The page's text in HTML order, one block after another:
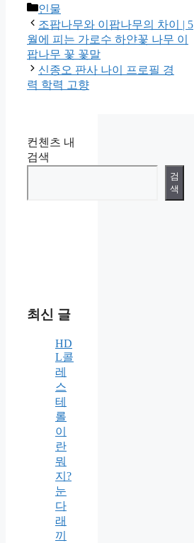
카
테
고
리
인물
조팝나무와 이팝나무의 차이 | 5
월에 피는 가로수 하얀꽃 나무 이
팝나무 꽃 꽃말
신종오 판사 나이 프로필 경
력 학력 고향
컨첸츠 내
검색
검
색
최신 글
HD
L콜
레
스
테
롤
이
란
뭐
지?
눈
다
래
끼